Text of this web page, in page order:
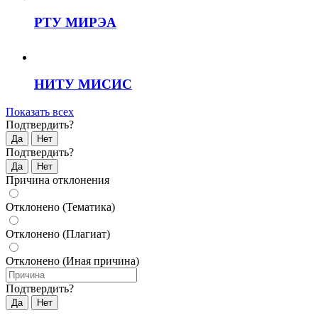
РТУ МИРЭА
НИТУ МИСИС
Показать всех
Подтвердить?
Да Нет
Подтвердить?
Да Нет
Причина отклонения
Отклонено (Тематика)
Отклонено (Плагиат)
Отклонено (Иная причина)
Подтвердить?
Да Нет